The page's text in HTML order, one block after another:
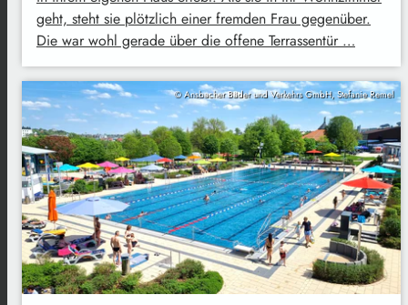
geht, steht sie plötzlich einer fremden Frau gegenüber.
Die war wohl gerade über die offene Terrassentür …
© Ansbacher Bäder und Verkehrs GmbH, Stefanie Remel